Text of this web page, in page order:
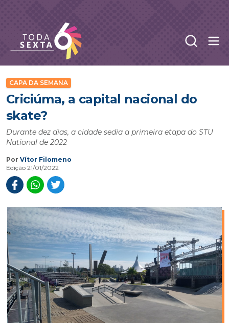
Toda Sexta - 4oito
CAPA DA SEMANA
Criciúma, a capital nacional do
skate?
Durante dez dias, a cidade sedia a primeira etapa do STU
National de 2022
Por Vítor Filomeno
Edição 21/01/2022